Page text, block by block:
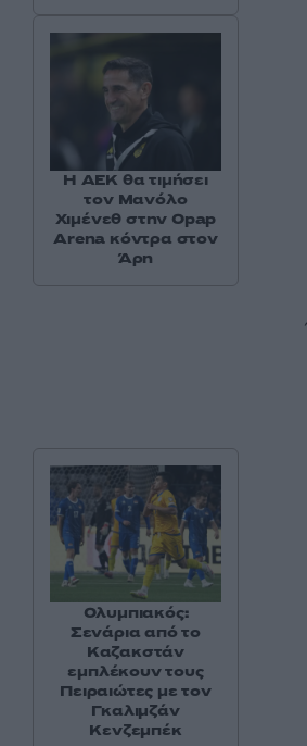
Η ΑΕΚ θα τιμήσει
τον Μανόλο
Χιμένεθ στην Opap
Arena κόντρα στον
Άρη
Ολυμπιακός:
Σενάρια από το
Καζακστάν
εμπλέκουν τους
Πειραιώτες με τον
Γκαλιμζάν
Κενζεμπέκ